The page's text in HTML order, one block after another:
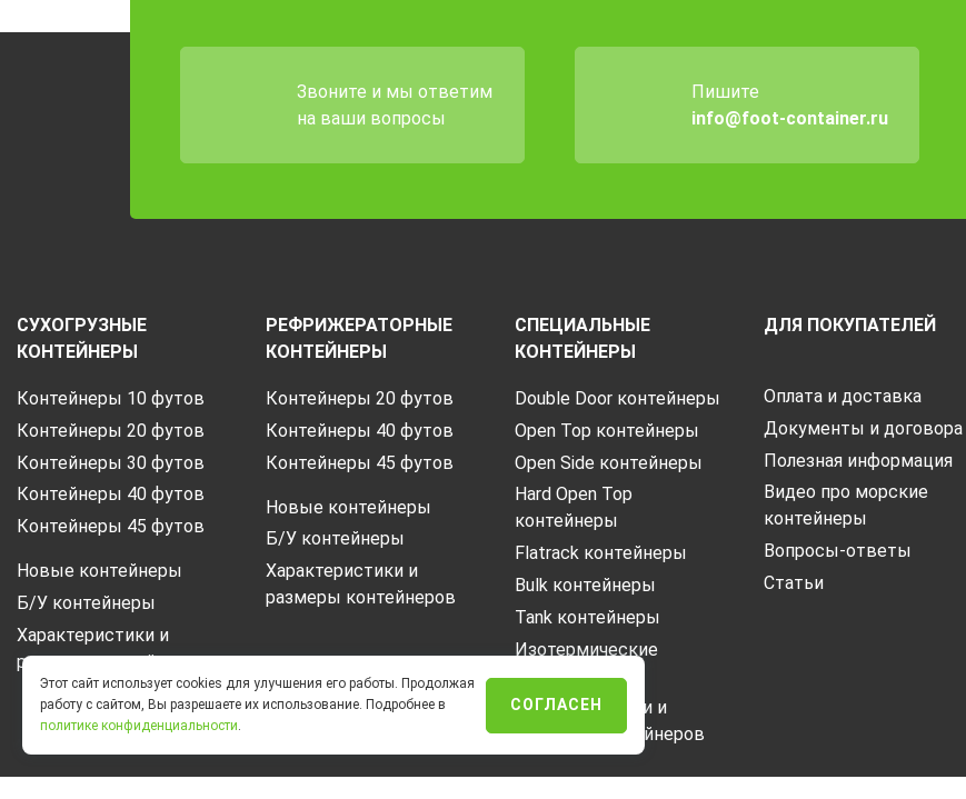
Звоните и мы ответим
на ваши вопросы
Пишите
info@foot-container.ru
СУХОГРУЗНЫЕ
КОНТЕЙНЕРЫ
Контейнеры 10 футов
Контейнеры 20 футов
Контейнеры 30 футов
Контейнеры 40 футов
Контейнеры 45 футов
Новые контейнеры
Б/У контейнеры
Характеристики и
размеры контейнеров
РЕФРИЖЕРАТОРНЫЕ
КОНТЕЙНЕРЫ
Контейнеры 20 футов
Контейнеры 40 футов
Контейнеры 45 футов
Новые контейнеры
Б/У контейнеры
Характеристики и
размеры контейнеров
СПЕЦИАЛЬНЫЕ
КОНТЕЙНЕРЫ
Double Door контейнеры
Open Top контейнеры
Open Side контейнеры
Hard Open Top
контейнеры
Flatrack контейнеры
Bulk контейнеры
Tank контейнеры
Изотермические
контейнеры
Характеристики и
размеры контейнеров
ДЛЯ ПОКУПАТЕЛЕЙ
Оплата и доставка
Документы и договора
Полезная информация
Видео про морские
контейнеры
Вопросы-ответы
Статьи
Этот сайт использует cookies для улучшения его работы. Продолжая
работу с сайтом, Вы разрешаете их использование. Подробнее в
политике конфиденциальности.
СОГЛАСЕН